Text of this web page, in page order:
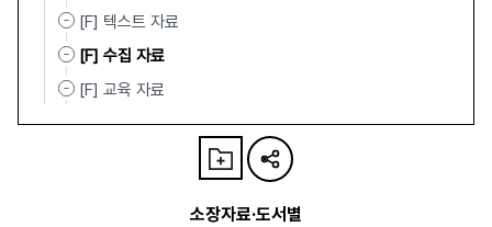
[F] 텍스트 자료
[F] 수집 자료
[F] 교육 자료
소장자료·도서별